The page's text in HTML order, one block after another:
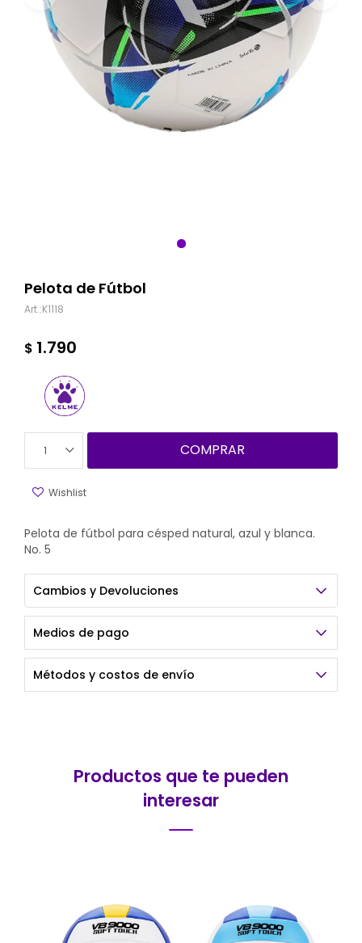
Pelota de Fútbol
K1118
$ 1.790
1 COMPRAR
Pelota de fútbol para césped natural, azul y blanca.
No. 5
Cambios y Devoluciones
Medios de pago
Métodos y costos de envío
Productos que te pueden
interesar